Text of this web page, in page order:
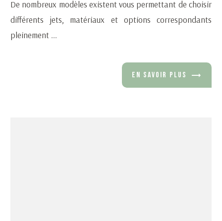
De nombreux modèles existent vous permettant de choisir
différents jets, matériaux et options correspondants
pleinement ...
EN SAVOIR PLUS